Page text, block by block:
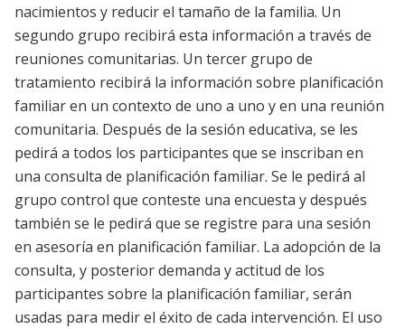
nacimientos y reducir el tamaño de la familia. Un
segundo grupo recibirá esta información a través de
reuniones comunitarias. Un tercer grupo de
tratamiento recibirá la información sobre planificación
familiar en un contexto de uno a uno y en una reunión
comunitaria. Después de la sesión educativa, se les
pedirá a todos los participantes que se inscriban en
una consulta de planificación familiar. Se le pedirá al
grupo control que conteste una encuesta y después
también se le pedirá que se registre para una sesión
en asesoría en planificación familiar. La adopción de la
consulta, y posterior demanda y actitud de los
participantes sobre la planificación familiar, serán
usadas para medir el éxito de cada intervención. El uso